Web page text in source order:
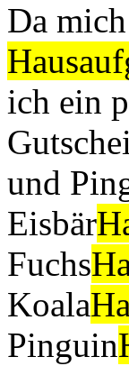
Da
ich ein
und
Eisbär
Fuchs
Koala
Pinguin